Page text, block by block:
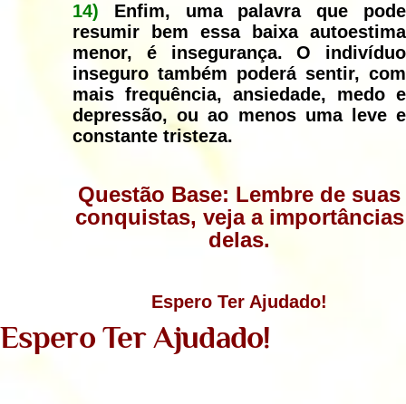
14) Enfim, uma palavra que pode
resumir bem essa baixa autoestima
menor, é insegurança. O indivíduo
inseguro também poderá sentir, com
mais frequência, ansiedade, medo e
depressão, ou ao menos uma leve e
constante tristeza.
Questão Base: Lembre de suas
conquistas, veja a importâncias
delas.
Espero Ter Ajudado!
Espero Ter Ajudado!